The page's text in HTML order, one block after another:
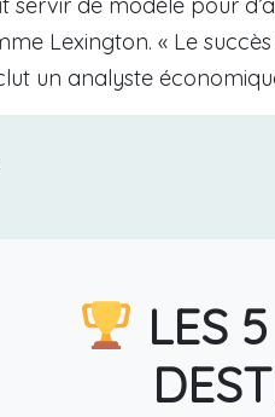
servir de modèle pour
Lexington. « Le
un analyste
LES